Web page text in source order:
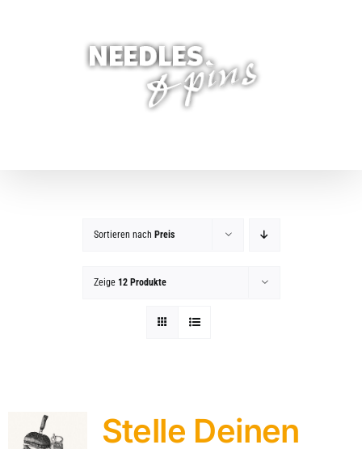
Sortieren nach Preis
Zeige 12 Produkte
Stelle Deinen